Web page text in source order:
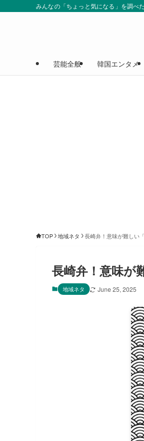
みんなの「ちょっと気になる」を調べ
芸能全般 韓国エンタメ
TOP 地域ネタ 長崎弁！意味が難しい
長崎弁！意味が
地域ネタ June 25, 2025